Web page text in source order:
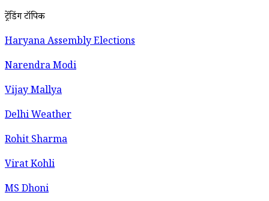
ट्रेंडिंग टॉपिक
Haryana Assembly Elections
Narendra Modi
Vijay Mallya
Delhi Weather
Rohit Sharma
Virat Kohli
MS Dhoni